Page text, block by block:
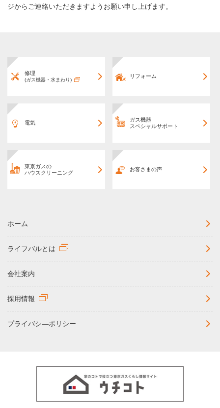
ジからご連絡いただきますようお願い申し上げます。
修理
(ガス機器・水まわり)
リフォーム
電気
ガス機器
スペシャルサポート
東京ガスの
ハウスクリーニング
お客さまの声
ホーム
ライフバルとは
会社案内
採用情報
プライバシ―ポリシー